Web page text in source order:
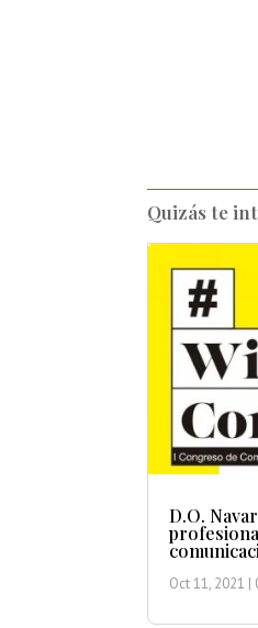
Quizás te
D.O.
Oct 11, 2021 |